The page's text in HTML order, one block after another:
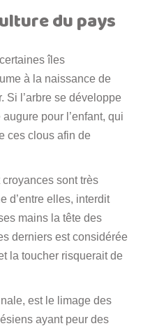
du pays
îles
à la naissance de
Si l’arbre se développe
pour l’enfant, qui
ces clous afin de
croyances sont très
d’entre elles, interdit
mains la tête des
derniers est considérée
la toucher risquerait de
est le limage des
ayant peur des